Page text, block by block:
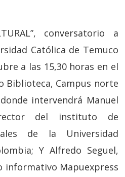
conversatorio a
Católica de Temuco
a las 15,30 horas en el
Biblioteca, Campus norte
intervendrá Manuel
del instituto de
de la Universidad
Y Alfredo Seguel,
informativo Mapuexpress